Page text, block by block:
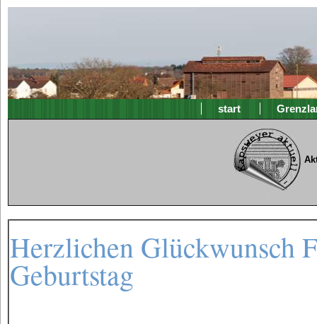
start
Herzlichen Glückwunsch
Geburtstag